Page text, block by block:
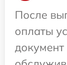
После
оплаты